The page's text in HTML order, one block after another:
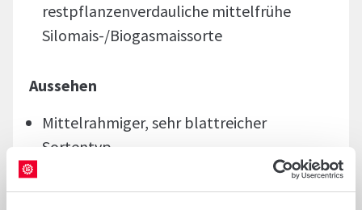
restpflanzenverdauliche mittelfrühe
Silomais-/Biogasmaissorte
Aussehen
Mittelrahmiger, sehr blattreicher
Sortentyp